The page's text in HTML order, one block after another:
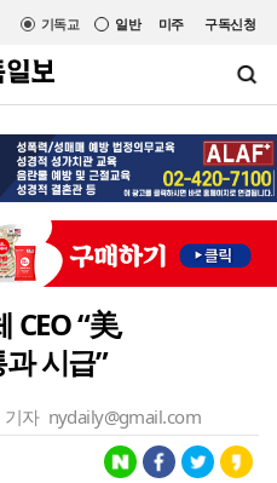
미주 구독신청
일반
기독교
CEO “美,
시급”
기자 nydaily@gmail.com